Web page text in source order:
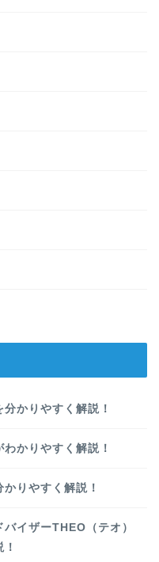
分かりやすく解説！
かりやすく解説！
りやすく解説！
イザーTHEO（テオ）